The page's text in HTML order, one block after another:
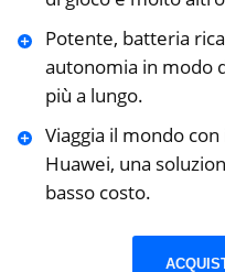
Potente, batteria
autonomia in modo
più a lungo.
Viaggia il mondo
Huawei, una
basso costo.